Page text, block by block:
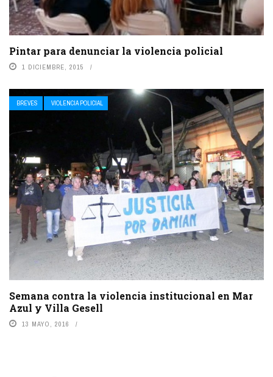
Pintar para denunciar la violencia policial
1 DICIEMBRE, 2015
BREVES VIOLENCIA POLICIAL
Semana contra la violencia institucional en Mar
Azul‏ y Villa Gesell
13 MAYO, 2016